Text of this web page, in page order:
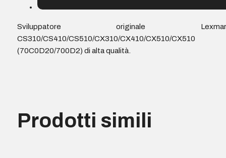
Sviluppatore originale
CS310/CS410/CS510/CX310/CX410/CX510/CX510
(70C0D20/700D2) di alta qualità.
Prodotti simili